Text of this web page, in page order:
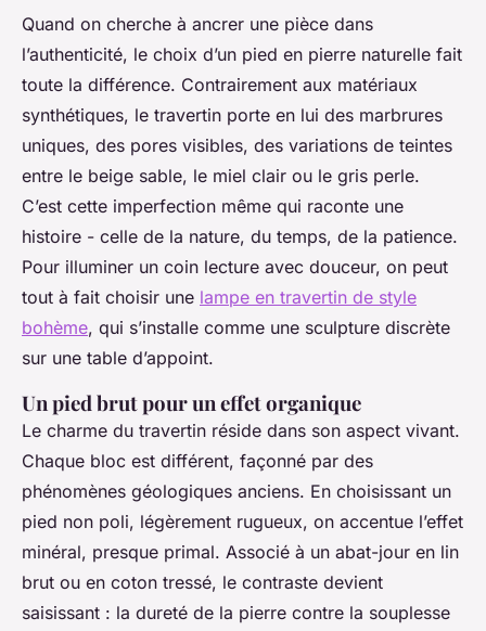
Quand on cherche à ancrer une pièce dans
l’authenticité, le choix d’un pied en pierre naturelle fait
toute la différence. Contrairement aux matériaux
synthétiques, le travertin porte en lui des marbrures
uniques, des pores visibles, des variations de teintes
entre le beige sable, le miel clair ou le gris perle.
C’est cette imperfection même qui raconte une
histoire - celle de la nature, du temps, de la patience.
Pour illuminer un coin lecture avec douceur, on peut
tout à fait choisir une lampe en travertin de style
bohème, qui s’installe comme une sculpture discrète
sur une table d’appoint.
Un pied brut pour un effet organique
Le charme du travertin réside dans son aspect vivant.
Chaque bloc est différent, façonné par des
phénomènes géologiques anciens. En choisissant un
pied non poli, légèrement rugueux, on accentue l’effet
minéral, presque primal. Associé à un abat-jour en lin
brut ou en coton tressé, le contraste devient
saisissant : la dureté de la pierre contre la souplesse